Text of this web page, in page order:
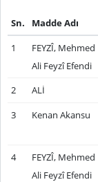
Sn. Madde Adı
1
FEYZÎ, Mehmed
Ali Feyzî Efendi
2 ALİ
3 Kenan Akansu
4
FEYZÎ, Mehmed
Ali Feyzî Efendi